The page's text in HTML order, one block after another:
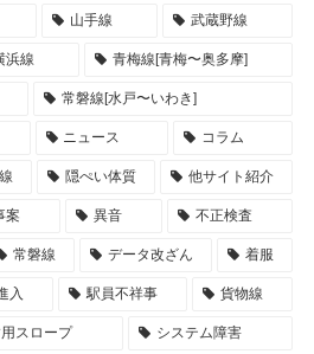
山手線 武蔵野線
浜線 青梅線[青梅〜奥多摩]
常磐線[水戸〜いわき]
ニュース コラム
隠ぺい体質 他サイト紹介
案 異音 不正検査
常磐線 データ改ざん 着服
入 駅員不祥事 貨物線
スロープ システム障害